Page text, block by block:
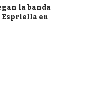
la banda
Espriella en